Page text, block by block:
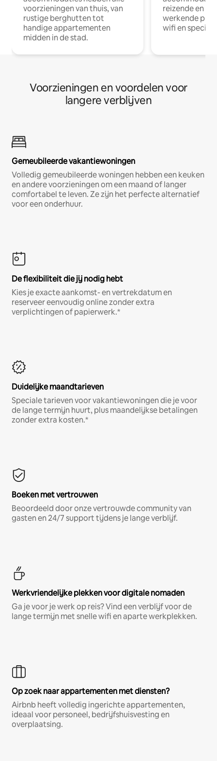
voorzieningen van thuis, van
rustige berghutten tot
handige appartementen
midden in de stad.
reizende en
werkende
wifi en
Voorzieningen en voordelen voor
langere verblijven
Gemeubileerde vakantiewoningen
Volledig gemeubileerde woningen hebben een keuken
en andere voorzieningen om een maand of langer
comfortabel te leven. Ze zijn het perfecte alternatief
voor een onderhuur.
De flexibiliteit die jij nodig hebt
Kies je exacte aankomst- en vertrekdatum en
reserveer eenvoudig online zonder extra
verplichtingen of papierwerk.*
Duidelijke maandtarieven
Speciale tarieven voor vakantiewoningen die je voor
de lange termijn huurt, plus maandelijkse betalingen
zonder extra kosten.*
Boeken met vertrouwen
Beoordeeld door onze vertrouwde community van
gasten en 24/7 support tijdens je lange verblijf.
Werkvriendelijke plekken voor digitale nomaden
Ga je voor je werk op reis? Vind een verblijf voor de
lange termijn met snelle wifi en aparte werkplekken.
Op zoek naar appartementen met diensten?
Airbnb heeft volledig ingerichte appartementen,
ideaal voor personeel, bedrijfshuisvesting en
overplaatsing.